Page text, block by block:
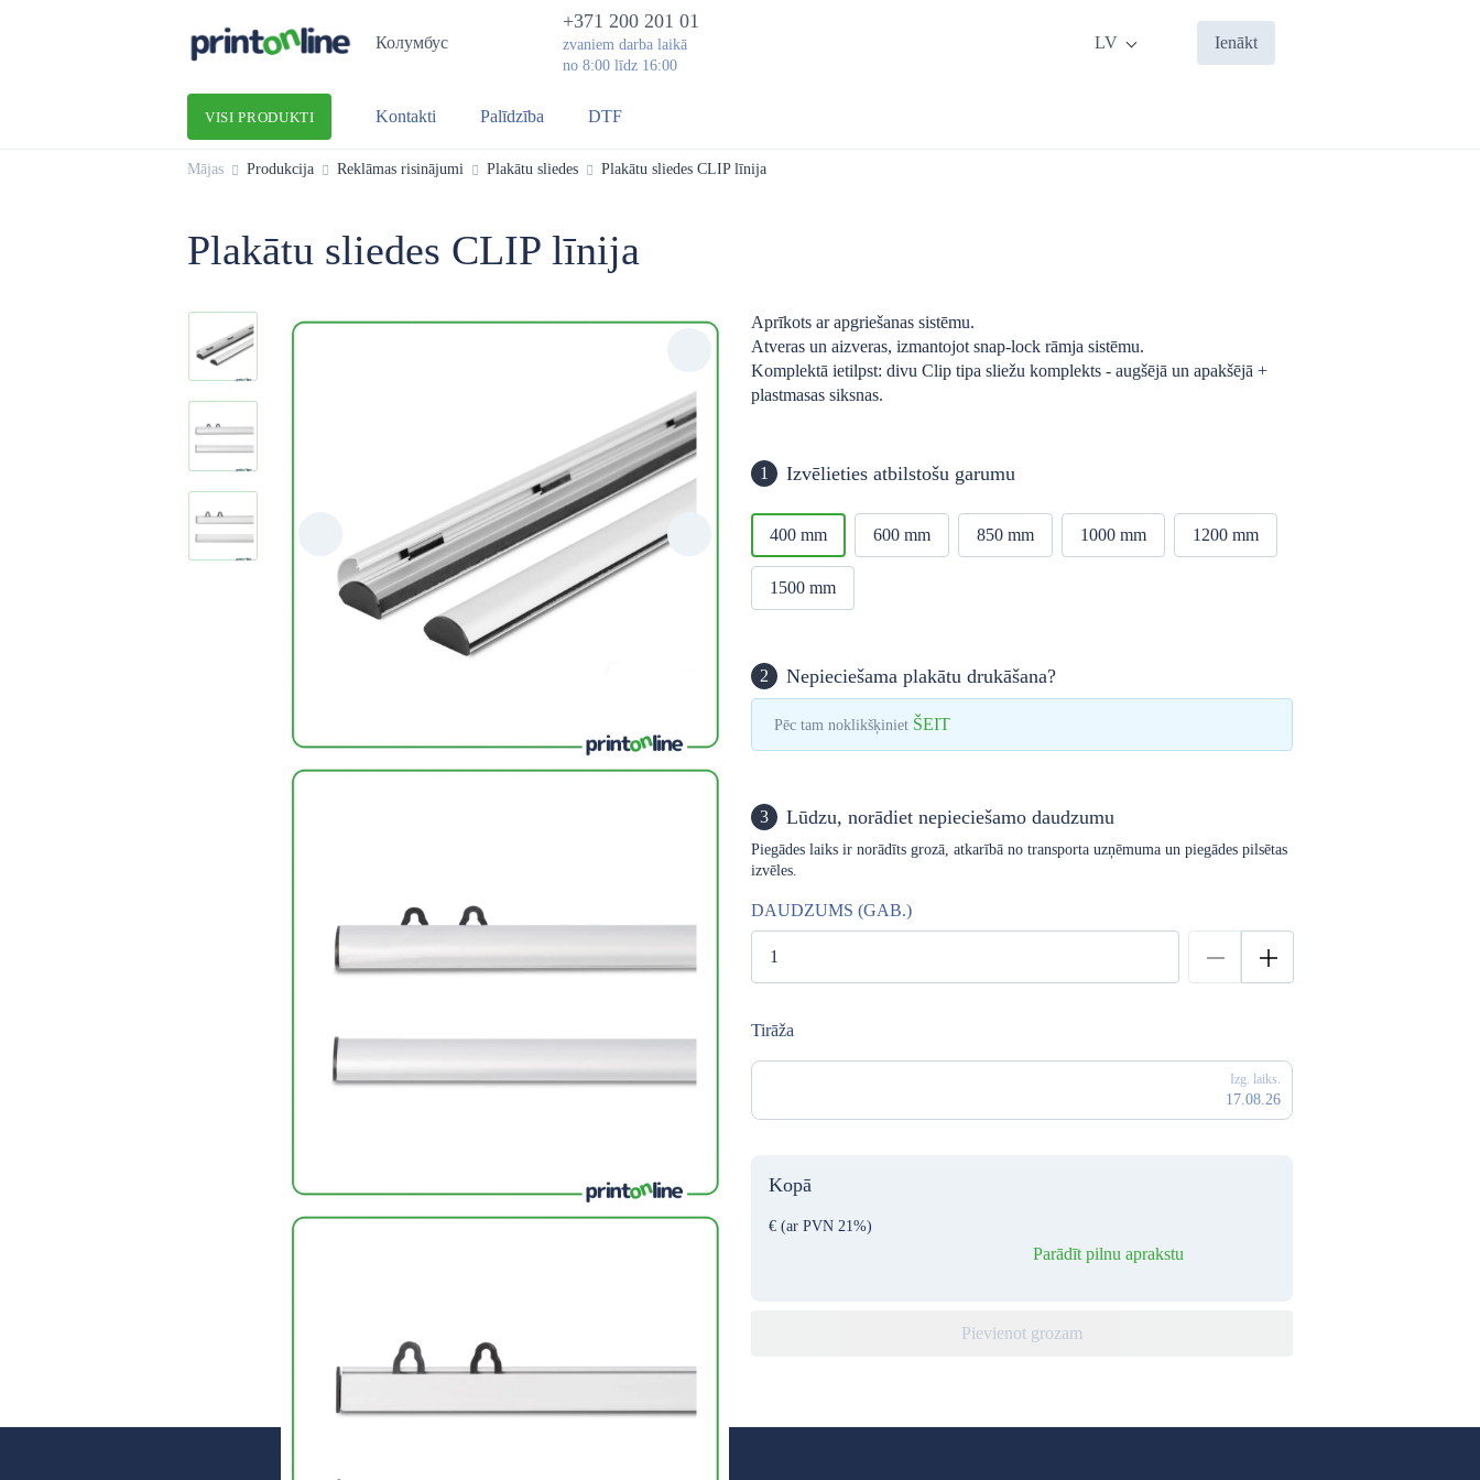
Колумбус
+371 200 201 01
zvaniem darba laikā
no 8:00 līdz 16:00
LV Ienākt
VISI PRODUKTI Kontakti Palīdzība DTF
Mājas Produkcija Reklāmas risinājumi Plakātu sliedes Plakātu sliedes CLIP līnija
Plakātu sliedes CLIP līnija
Aprīkots ar apgriešanas sistēmu.
Atveras un aizveras, izmantojot snap-lock rāmja sistēmu.
Komplektā ietilpst: divu Clip tipa sliežu komplekts - augšējā un apakšējā +
plastmasas siksnas.
1 Izvēlieties atbilstošu garumu
400 mm 600 mm 850 mm 1000 mm 1200 mm
1500 mm
2 Nepieciešama plakātu drukāšana?
Pēc tam noklikšķiniet ŠEIT
3 Lūdzu, norādiet nepieciešamo daudzumu
Piegādes laiks ir norādīts grozā, atkarībā no transporta uzņēmuma un piegādes pilsētas
izvēles.
DAUDZUMS (GAB.)
Tirāža
Izg. laiks.
17.08.26
Kopā
€ (ar PVN 21%)
Parādīt pilnu aprakstu
Pievienot grozam